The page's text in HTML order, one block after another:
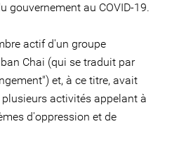
gouvernement au COVID-19.
actif d'un groupe
Chai (qui se traduit par
et, à ce titre, avait
activités appelant à
d'oppression et de